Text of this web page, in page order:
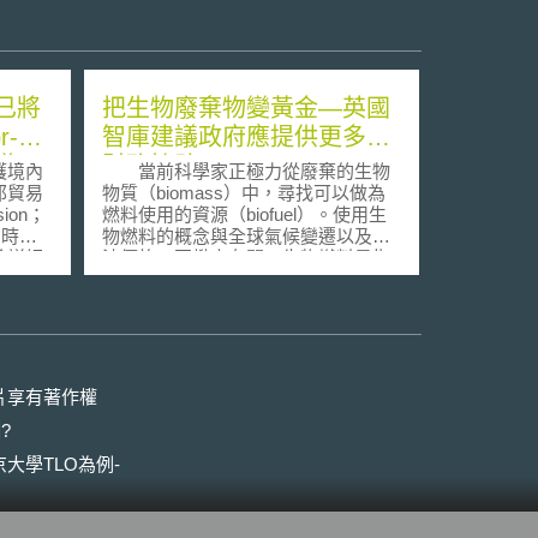
將
」
事
內
貿易
；
，
詳細
內消
，於
間
件
補償
象；
把生物廢棄物變黃金—英國
智庫建議政府應提供更多的
財務協助
當前科學家正極力從廢棄的生物
物質（biomass）中，尋找可以做為
燃料使用的資源（biofuel）。使用生
物燃料的概念與全球氣候變遷以及石
油價格一再攀高有關，生物燃料是指
在不影響食物供應的前提下，使用木
使用生物燃料；而最近英國的能源檢
視報告則建議，在2015年前，此項生
國家非食用作物研究中心（National
享有著作權
大學TLO為例-